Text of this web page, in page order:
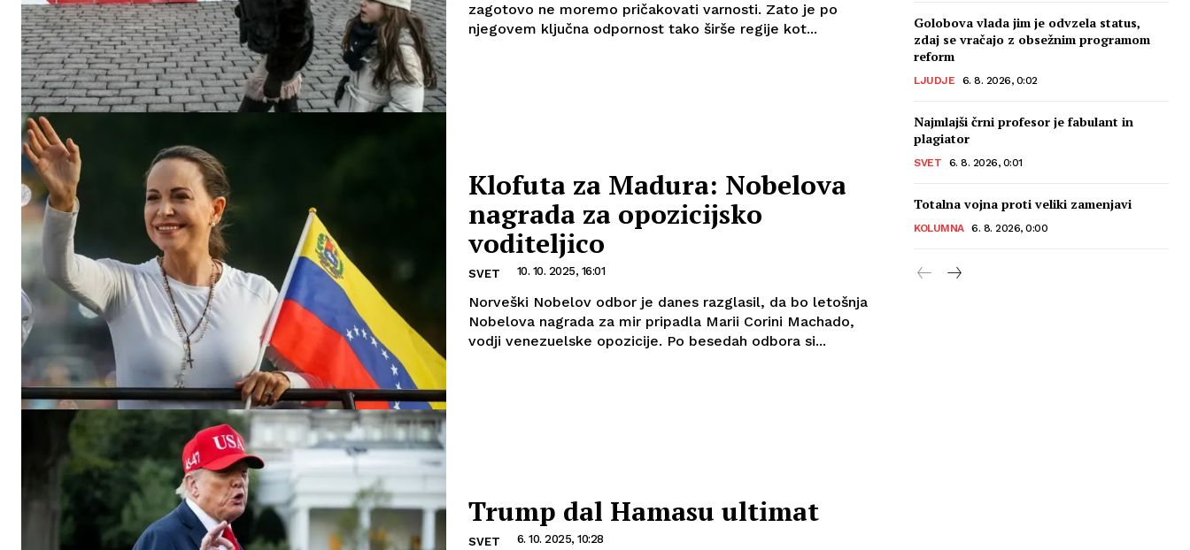
zagotovo ne moremo pričakovati varnosti. Zato je po
njegovem ključna odpornost tako širše regije kot...
Klofuta za Madura: Nobelova
nagrada za opozicijsko
voditeljico
SVET 10. 10. 2025, 16:01
Norveški Nobelov odbor je danes razglasil, da bo letošnja
Nobelova nagrada za mir pripadla Marii Corini Machado,
vodji venezuelske opozicije. Po besedah odbora si...
Trump dal Hamasu ultimat
SVET 6. 10. 2025, 10:28
Golobova vlada jim je odvzela status,
zdaj se vračajo z obsežnim programom
reform
LJUDJE 6. 8. 2026, 0:02
Najmlajši črni profesor je fabulant in
plagiator
SVET 6. 8. 2026, 0:01
Totalna vojna proti veliki zamenjavi
KOLUMNA 6. 8. 2026, 0:00